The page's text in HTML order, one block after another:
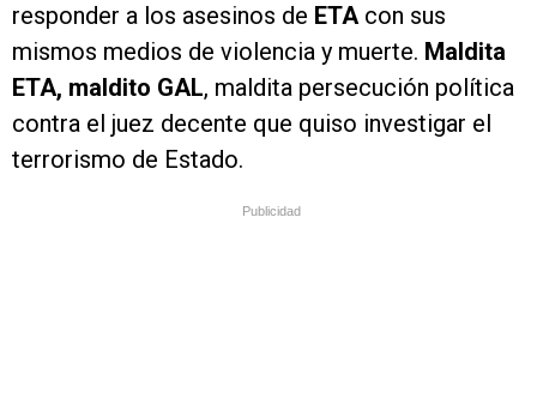
responder a los asesinos de ETAcon sus
mismos medios de violencia y muerte. Maldita
ETA, maldito GAL, maldita persecución política
contra el juez decente que quiso investigar el
terrorismo de Estado.
Publicidad